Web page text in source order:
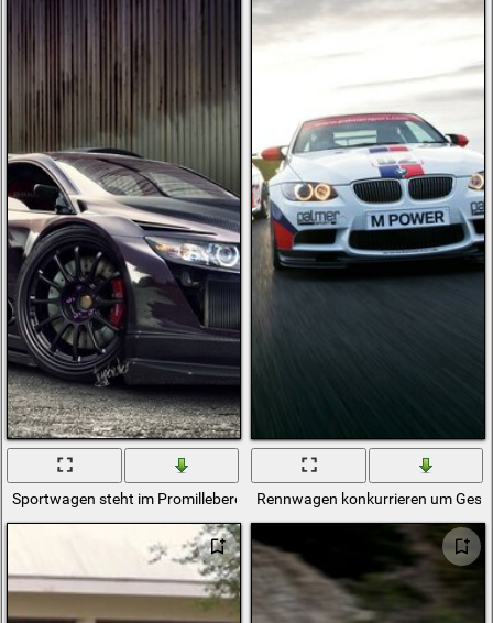
Sportwagen steht im PromillebereichRennwagen konkurrieren um